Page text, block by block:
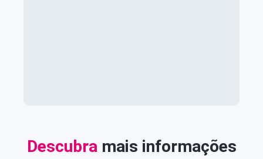
Descubra mais informações